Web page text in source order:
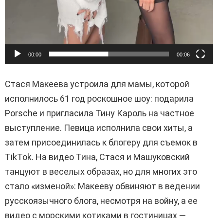
00:00 00:06
Стася Макеева устроила для мамы, которой
исполнилось 61 год роскошное шоу: подарила
Porsche и пригласила Тину Кароль на частное
выступление. Певица исполнила свои хиты, а
затем присоединилась к блогеру для съемок в
TikTok. На видео Тина, Стася и Машуковский
танцуют в веселых образах, но для многих это
стало «изменой»: Макееву обвиняют в ведении
русскоязычного блога, несмотря на войну, а ее
видео с морскими котиками в гостиницах —